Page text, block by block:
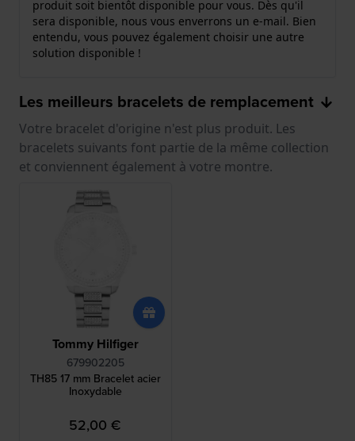
produit soit bientôt disponible pour vous. Dès qu'il
sera disponible, nous vous enverrons un e-mail. Bien
entendu, vous pouvez également choisir une autre
solution disponible !
Les meilleurs bracelets de remplacement
Votre bracelet d'origine n'est plus produit. Les
bracelets suivants font partie de la même collection
et conviennent également à votre montre.
Tommy Hilfiger
679902205
TH85 17 mm Bracelet acier
Inoxydable
52,00 €